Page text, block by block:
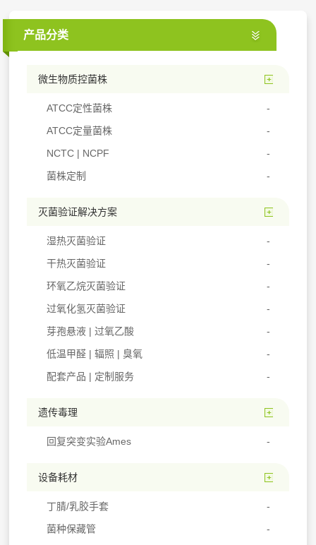
产品分类
微生物质控菌株
ATCC定性菌株
ATCC定量菌株
NCTC | NCPF
菌株定制
灭菌验证解决方案
湿热灭菌验证
干热灭菌验证
环氧乙烷灭菌验证
过氧化氢灭菌验证
芽孢悬液 | 过氧乙酸
低温甲醛 | 辐照 | 臭氧
配套产品 | 定制服务
遗传毒理
回复突变实验Ames
设备耗材
丁腈/乳胶手套
菌种保藏管